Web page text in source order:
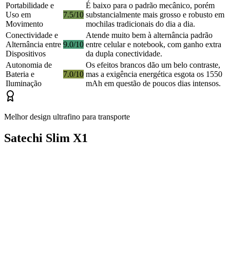
Portabilidade e
Uso em
Movimento
7.5/10
É baixo para o padrão mecânico, porém
substancialmente mais grosso e robusto em
mochilas tradicionais do dia a dia.
Conectividade e
Alternância entre
Dispositivos
9.0/10
Atende muito bem à alternância padrão
entre celular e notebook, com ganho extra
da dupla conectividade.
Autonomia de
Bateria e
Iluminação
7.0/10
Os efeitos brancos dão um belo contraste,
mas a exigência energética esgota os 1550
mAh em questão de poucos dias intensos.
Melhor design ultrafino para transporte
Satechi Slim X1